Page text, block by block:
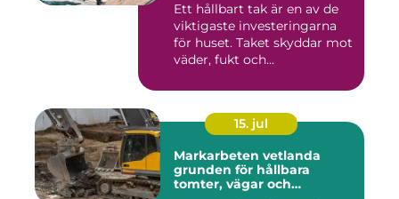
Ett hållbart tak är en av de
viktigaste investeringarna
för huset. Taket skyddar mot
väder, fukt och...
15. jul
Markarbeten vetlanda
grunden för hållbara
tomter, vägar och